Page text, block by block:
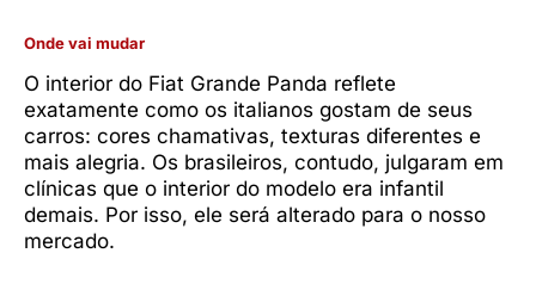
Onde vai mudar
O interior do Fiat Grande Panda reflete
exatamente como os italianos gostam de seus
carros: cores chamativas, texturas diferentes e
mais alegria. Os brasileiros, contudo, julgaram em
clínicas que o interior do modelo era infantil
demais. Por isso, ele será alterado para o nosso
mercado.